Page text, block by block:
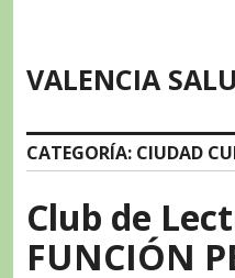
content
VALENCIA
CATEGORÍA: CIUDAD
Club de
FUNCIÓN